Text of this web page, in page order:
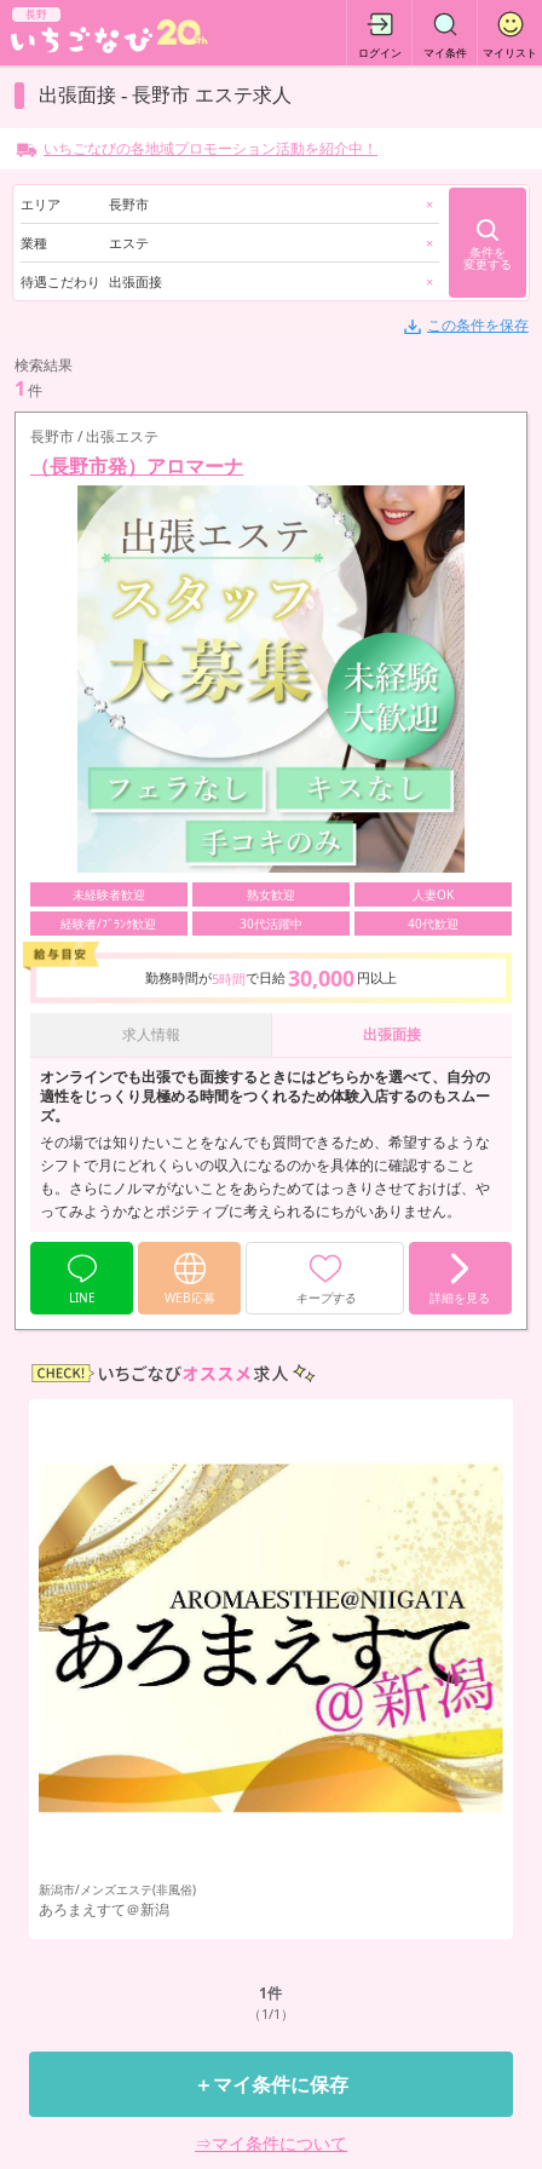
長野
ログイン マイ条件 マイリスト
出張面接 - 長野市 エステ求人
いちごなびの各地域プロモーション活動を紹介中！
エリア 長野市 ×
業種 エステ ×
待遇こだわり 出張面接 ×
条件を
変更する
この条件を保存
検索結果
1 件
長野市 / 出張エステ
（長野市発）アロマーナ
未経験者歓迎 熟女歓迎
人妻OK
経験者/ﾌﾞﾗﾝｸ歓迎
30代活躍中 40代歓迎
勤務時間が5時間で日給30,000 円以上
求人情報 出張面接
オンラインでも出張でも面接するときにはどちらかを選べて、自分の
適性をじっくり見極める時間をつくれるため体験入店するのもスムー
ズ。
その場では知りたいことをなんでも質問できるため、希望するような
シフトで月にどれくらいの収入になるのかを具体的に確認すること
も。さらにノルマがないことをあらためてはっきりさせておけば、や
ってみようかなとポジティブに考えられるにちがいありません。
LINE WEB応募 キープする 詳細を見る
新潟市/メンズエステ(非風俗)
あろまえすて＠新潟
1件
（1/1）
＋マイ条件に保存
⇒マイ条件について